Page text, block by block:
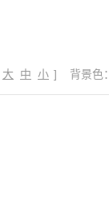
大 中 小 ] 背景色：